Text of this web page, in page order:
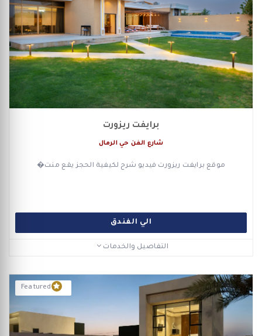
برايفت ريزورت
شارع الفن حي الرمال
موقع برايفت ريزورت فيديو شرح لكيفية الحجز يقع منت�
الي الفندق
التفاصيل والخدمات
Featured